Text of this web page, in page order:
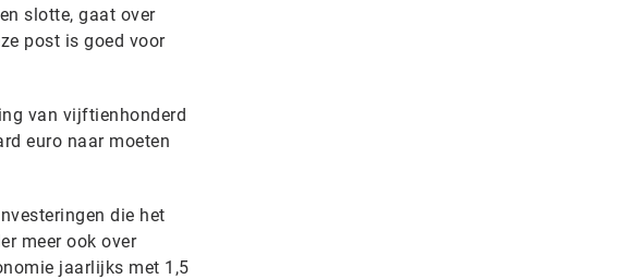
slotte, gaat over
post is goed voor
van vijftienhonderd
euro naar moeten
die het
meer ook over
jaarlijks met 1,5